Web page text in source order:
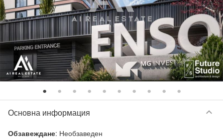
Основна информация keyboard_arrow_down
Обзавеждане: Необзаведен